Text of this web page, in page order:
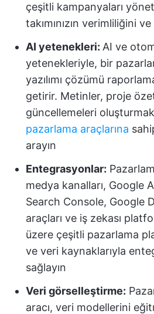
çeşitli kampanyaları
takımınızın verimliliğini
AI yetenekleri: AI ve
yetenekleriyle, bir
yazılımı çözümü
getirir. Metinler, proje
güncellemeleri
pazarlama araçlarına
arayın
Entegrasyonlar:
medya kanalları, Google
Search Console, Google
araçları ve iş zekası
üzere çeşitli pazarlama
ve veri kaynaklarıyla
sağlayın
Veri görselleştirme:
aracı, veri modellerini